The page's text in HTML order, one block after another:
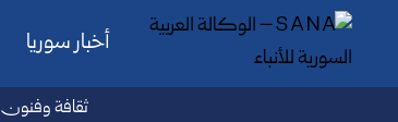
أخبار سوريا
ثقافة وفنون